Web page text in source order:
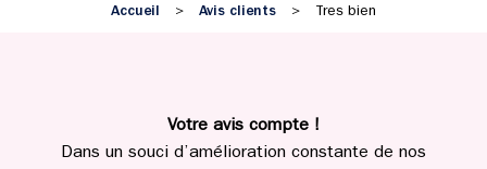
Accueil > Avis clients > Tres bien
Votre avis compte !
Dans un souci d’amélioration constante de nos